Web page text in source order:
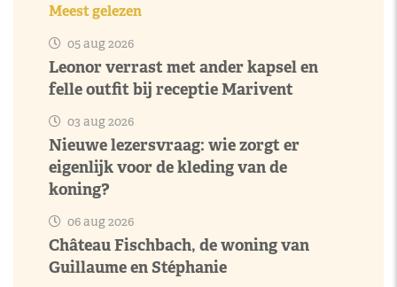
Meest gelezen
05 aug 2026
Leonor verrast met ander kapsel en
felle outfit bij receptie Marivent
03 aug 2026
Nieuwe lezersvraag: wie zorgt er
eigenlijk voor de kleding van de
koning?
06 aug 2026
Château Fischbach, de woning van
Guillaume en Stéphanie